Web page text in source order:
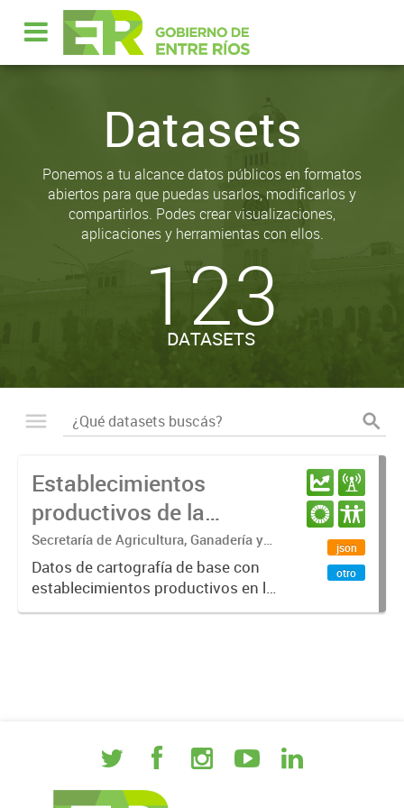
Datasets
Ponemos a tu alcance datos públicos en formatos
abiertos para que puedas usarlos, modificarlos y
compartirlos. Podes crear visualizaciones,
aplicaciones y herramientas con ellos.
123
DATASETS
Establecimientos
productivos de la
provincia de Entre Ríos
Secretaría de Agricultura, Ganadería y
Pesca. Ministerio de Desarrollo
Económico
Datos de cartografía de base con
establecimientos productivos en la
provincia de Entre Ríos.
json
otro